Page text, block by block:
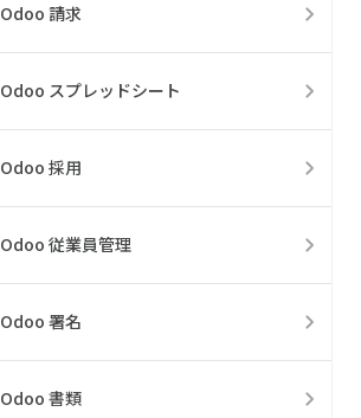
Odoo 請求
Odoo スプレッドシート
Odoo 採用
Odoo 従業員管理
Odoo 署名
Odoo 書類